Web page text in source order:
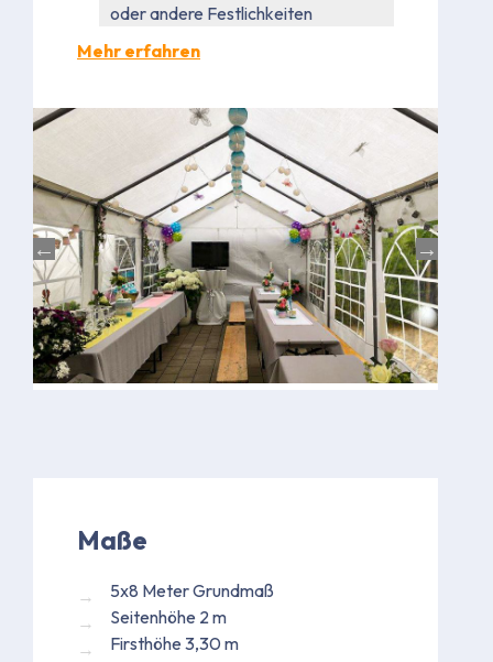
oder andere Festlichkeiten
Mehr erfahren
Maße
5x8 Meter Grundmaß
Seitenhöhe 2 m
Firsthöhe 3,30 m